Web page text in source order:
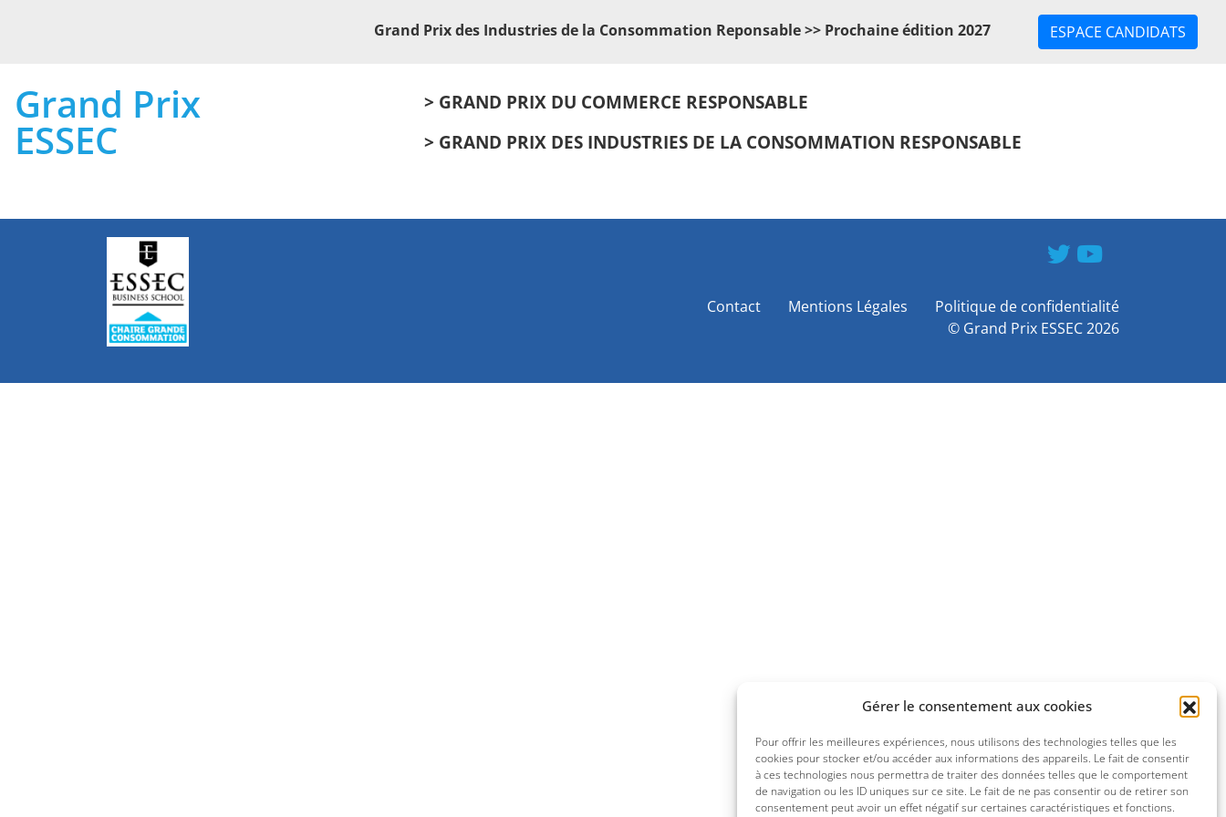
Gérer le consentement aux cookies
Pour offrir les meilleures expériences, nous utilisons des technologies telles que les
cookies pour stocker et/ou accéder aux informations des appareils. Le fait de consentir
à ces technologies nous permettra de traiter des données telles que le comportement
de navigation ou les ID uniques sur ce site. Le fait de ne pas consentir ou de retirer son
consentement peut avoir un effet négatif sur certaines caractéristiques et fonctions.
Grand Prix des Industries de la Consommation Reponsable >> Prochaine édition 2027 ESPACE CANDIDATS
Grand Prix
ESSEC
> GRAND PRIX DU COMMERCE RESPONSABLE
> GRAND PRIX DES INDUSTRIES DE LA CONSOMMATION RESPONSABLE
Contact Mentions Légales
Politique de confidentialité
© Grand Prix ESSEC2026